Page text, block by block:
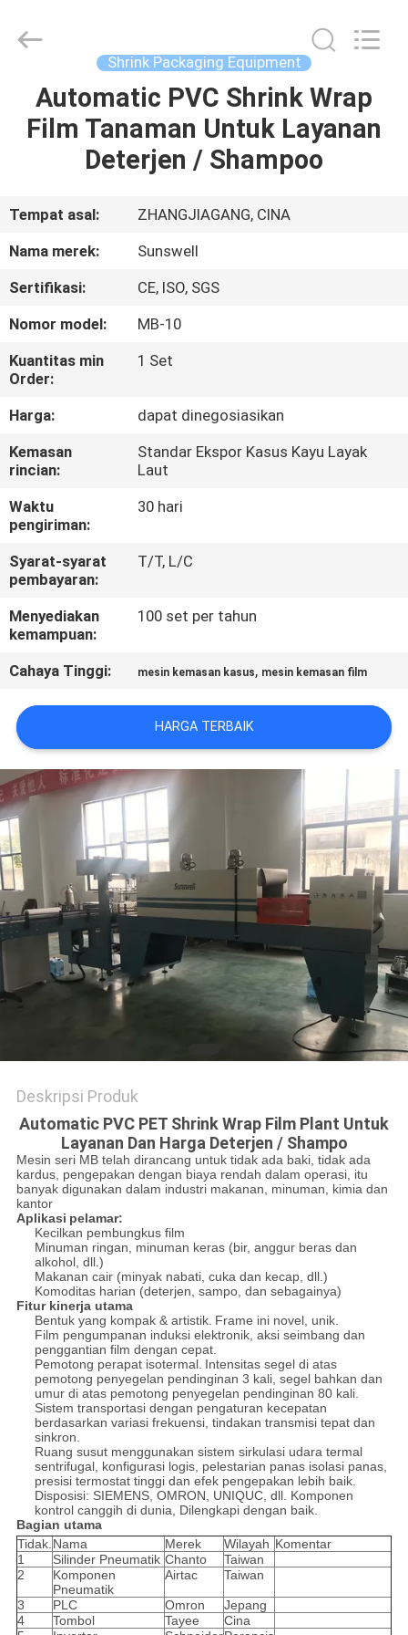
RUMAH
PRODUK
VIDEO
KAMI
TUR
PABRIK
KONTROL
KUALITAS
HUBUNGI
KAMI
BERITA
PERMINTAAN
PENAWARAN
SITEMAP
PRIVACY
POLICY
Shrink Packaging Equipment
Automatic PVC Shrink Wrap
Film Tanaman Untuk Layanan
Deterjen / Shampoo
Tempat asal:
ZHANGJIAGANG, CINA
Nama merek:
Sunswell
Sertifikasi:
CE, ISO, SGS
Nomor model:
MB-10
Kuantitas min
Order:
1 Set
Harga:
dapat dinegosiasikan
Kemasan
rincian:
Standar Ekspor Kasus Kayu Layak
Laut
Waktu
pengiriman:
30 hari
Syarat-syarat
pembayaran:
T/T, L/C
Menyediakan
kemampuan:
100 set per tahun
Cahaya Tinggi: mesin kemasan kasus, mesin kemasan film
HARGA TERBAIK
Deskripsi Produk
Automatic PVC PET Shrink Wrap Film Plant Untuk
Layanan Dan Harga Deterjen / Shampo
Mesin seri MB telah dirancang untuk tidak ada baki, tidak ada
kardus, pengepakan dengan biaya rendah dalam operasi, itu
banyak digunakan dalam industri makanan, minuman, kimia dan
kantor
Aplikasi pelamar:
Kecilkan pembungkus film
Minuman ringan, minuman keras (bir, anggur beras dan
alkohol, dll.)
Makanan cair (minyak nabati, cuka dan kecap, dll.)
Komoditas harian (deterjen, sampo, dan sebagainya)
Fitur kinerja utama
Bentuk yang kompak & artistik. Frame ini novel, unik.
Film pengumpanan induksi elektronik, aksi seimbang dan
penggantian film dengan cepat.
Pemotong perapat isotermal. Intensitas segel di atas
pemotong penyegelan pendinginan 3 kali, segel bahkan dan
umur di atas pemotong penyegelan pendinginan 80 kali.
Sistem transportasi dengan pengaturan kecepatan
berdasarkan variasi frekuensi, tindakan transmisi tepat dan
sinkron.
Ruang susut menggunakan sistem sirkulasi udara termal
sentrifugal, konfigurasi logis, pelestarian panas isolasi panas,
presisi termostat tinggi dan efek pengepakan lebih baik.
Disposisi: SIEMENS, OMRON, UNIQUC, dll. Komponen
kontrol canggih di dunia, Dilengkapi dengan baik.
Bagian utama
Tidak.Nama Merek Wilayah Komentar
1
Silinder Pneumatik Chanto
Taiwan
2
Komponen
Pneumatik
Airtac Taiwan
3 PLC Omron
Jepang
4
Tombol Tayee
Cina